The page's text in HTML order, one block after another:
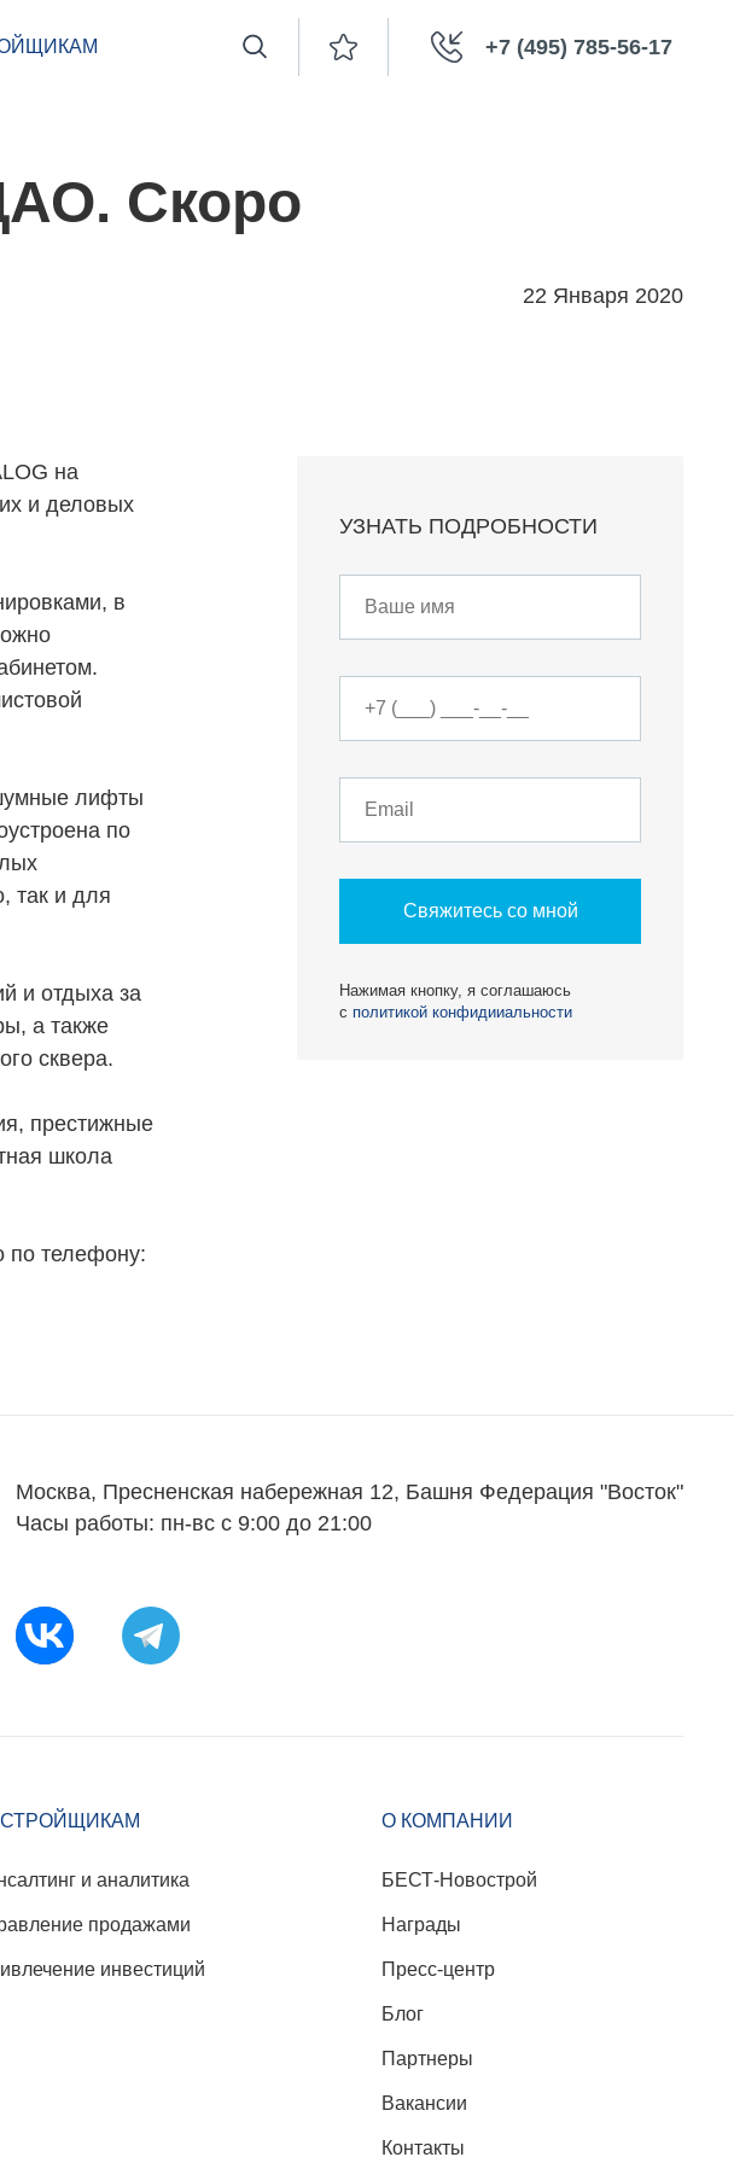
+7 (495) 785-56-17
и аналитика
инвестиций
О КОМПАНИИ
Скоро
22 Января 2020
на
и деловых
в
лифты
по
так и для
и отдыха за
а также
сквера.
престижные
школа
по телефону:
УЗНАТЬ ПОДРОБНОСТИ
Свяжитесь со мной
Нажимая кнопку, я соглашаюсь
с политикой конфидииальности
Москва, Пресненская набережная 12, Башня Федерация "Восток"
Часы работы: пн-вс с 9:00 до 21:00
и аналитика
продажами
инвестиций
О КОМПАНИИ
БЕСТ-Новострой
Награды
Пресс-центр
Блог
Партнеры
Вакансии
Контакты